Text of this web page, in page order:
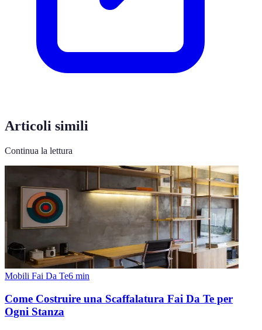
Articoli simili
Continua la lettura
Mobili Fai Da Te6 min
Come Costruire una Scaffalatura Fai Da Te per
Ogni Stanza